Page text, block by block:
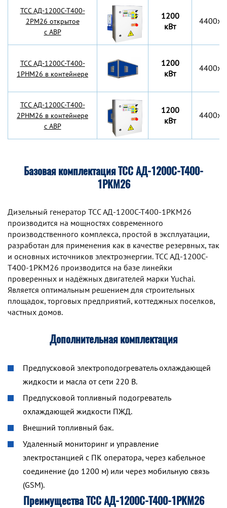
TCC АД-1200С-Т400-
2РМ26 открытое
с АВР
1200
кВт
TCC АД-1200С-Т400-
1РНМ26 в контейнере
1200
кВт
TCC АД-1200С-Т400-
2РНМ26 в контейнере
с АВР
1200
кВт
Базовая комплектация ТСС АД-1200С-Т400-
1РКМ26
Дизельный генератор TCC АД-1200С-Т400-1РКМ26
производится на мощностях современного
производственного комплекса, простой в эксплуатации,
разработан для применения как в качестве резервных, так
и основных источников электроэнергии. TCC АД-1200С-
Т400-1РКМ26 производится на базе линейки
проверенных и надёжных двигателей марки Yuchai.
Является оптимальным решением для строительных
площадок, торговых предприятий, коттеджных поселков,
частных домов.
Дополнительная комплектация
Предпусковой электроподогреватель охлаждающей
жидкости и масла от сети 220 В.
Предпусковой топливный подогреватель
охлаждающей жидкости ПЖД.
Внешний топливный бак.
Удаленный мониторинг и управление
электростанцией с ПК оператора, через кабельное
соединение (до 1200 м) или через мобильную связь
(GSM).
Преимущества ТСС АД-1200С-Т400-1РКМ26